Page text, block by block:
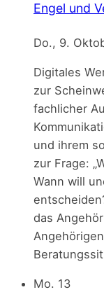
Engel und
Do., 9.
Digitales
zur
fachlicher
und ihrem
zur Frage:
Wann will
das
Mo. 13